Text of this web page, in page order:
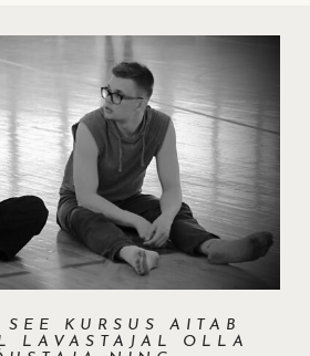
KURSUS AITAB
LAVASTAJAL OLLA